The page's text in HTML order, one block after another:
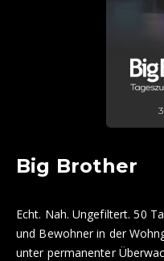
Big Brother
Echt. Nah. Ungefiltert. 50
und Bewohner in der
unter permanenter